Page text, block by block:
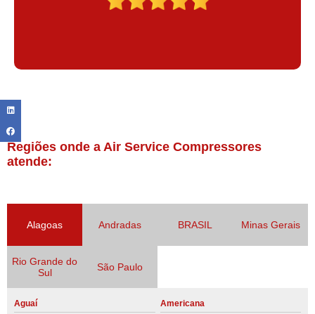
Regiões onde a Air Service Compressores
atende:
Alagoas Andradas BRASIL Minas Gerais
Rio Grande do
Sul
São Paulo
Aguaí Americana